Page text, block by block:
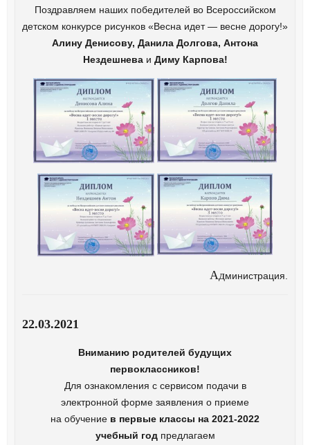
Поздравляем наших победителей во Всероссийском
детском конкурсе рисунков «Весна идет — весне дорогу!»
Алину Денисову, Данила Долгова, Антона
Нездешнева и Диму Карпова!
Администрация.
22.03.2021
Вниманию родителей будущих
первоклассников!
Для ознакомления с сервисом подачи в
электронной форме заявления о приеме
на обучение в первые классы на 2021-2022
учебный годпредлагаем